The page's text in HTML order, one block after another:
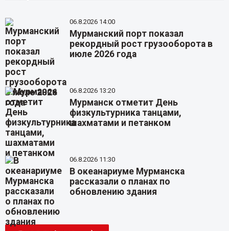
06.8.2026 14:00
Мурманский порт показал
рекордный рост грузооборота в
июле 2026 года
06.8.2026 13:20
Мурманск отметит День
физкультурника танцами,
шахматами и петанком
06.8.2026 11:30
В океанариуме Мурманска
рассказали о планах по
обновлению здания